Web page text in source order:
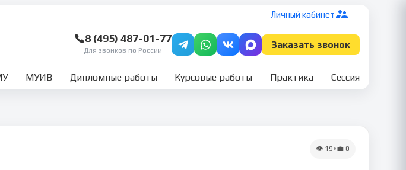
Личный кабинет
8 (495) 487-01-77
Для звонков по России
Заказать звонок
МУИВ Дипломные работы Курсовые работы Практика Сессия
👁 19•💼 0